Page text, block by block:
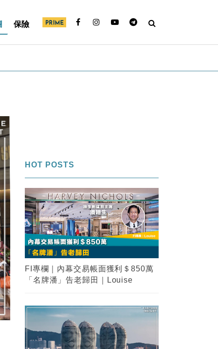
保險
HOT POSTS
1
FI專欄｜內幕交易帳面獲利＄850萬
「名牌潘」告老歸田｜Louise
2
海南自貿港12.18推全新關稅政策 打
造國家「特殊關稅區」
3